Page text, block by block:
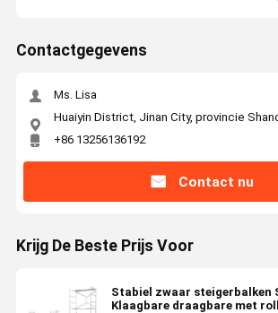
Contactgegevens
Ms. Lisa
Huaiyin District, Jinan City, provincie
+86 13256136192
Contact nu
Krijg De Beste Prijs Voor
Stabiel zwaar steigerbalken
Klaagbare draagbare met